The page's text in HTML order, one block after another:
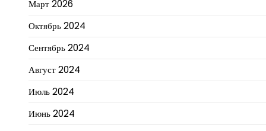
Март 2026
Октябрь 2024
Сентябрь 2024
Август 2024
Июль 2024
Июнь 2024